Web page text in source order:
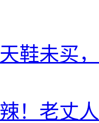
鞋未买
！老丈